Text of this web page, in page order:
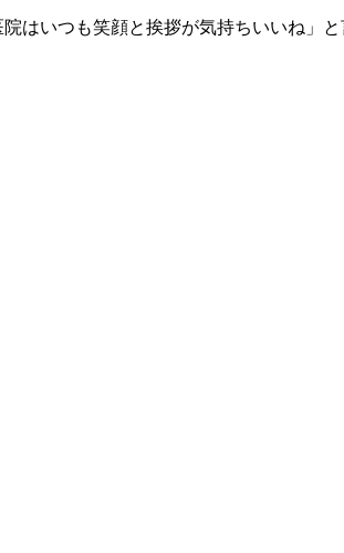
はいつも笑顔と挨拶が気持ちいいね」